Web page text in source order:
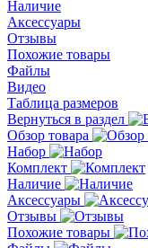
Наличие
Аксессуары
Отзывы
Похожие товары
Файлы
Видео
Таблица размеров
Вернуться в раздел
Обзор товара
Набор
Комплект
Наличие
Аксессуары
Отзывы
Похожие товары